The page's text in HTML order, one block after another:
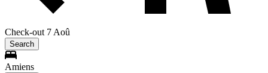
Check-out 7 Aoû
Search
Amiens